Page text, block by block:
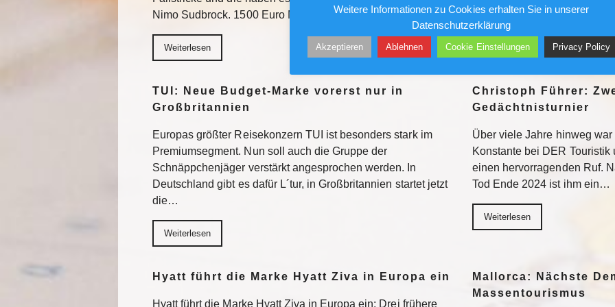
Nimo Sudbrock. 1500 Euro Monatsmiete…
Weiterlesen
Weiterlesen
TUI: Neue Budget-Marke vorerst nur in
Großbritannien
Europas größter Reisekonzern TUI ist besonders stark im
Premiumsegment. Nun soll auch die Gruppe der
Schnäppchenjäger verstärkt angesprochen werden. In
Deutschland gibt es dafür L´tur, in Großbritannien startet jetzt
die…
Weiterlesen
Christoph Führer:
Gedächtnisturnier
Über viele Jahre hinweg
Konstante bei DER
einen hervorragenden Ruf.
Tod Ende 2024 ist ihm ein…
Weiterlesen
Hyatt führt die Marke Hyatt Ziva in Europa ein
Hyatt führt die Marke Hyatt Ziva in Europa ein: Drei frühere
Mallorca: Nächste
Massentourismus
Weitere Informationen zu Cookies erhalten Sie in unserer
Datenschutzerklärung
Akzeptieren Ablehnen Cookie Einstellungen Privacy Policy